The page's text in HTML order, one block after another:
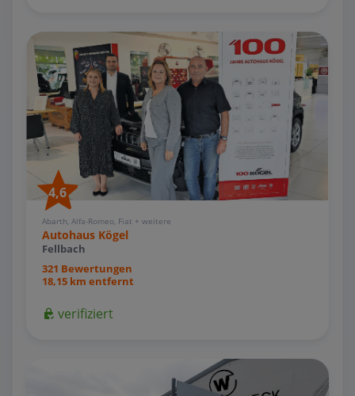
4,6
Abarth, Alfa-Romeo, Fiat + weitere
Autohaus Kögel
Fellbach
321 Bewertungen
18,15 km entfernt
verifiziert